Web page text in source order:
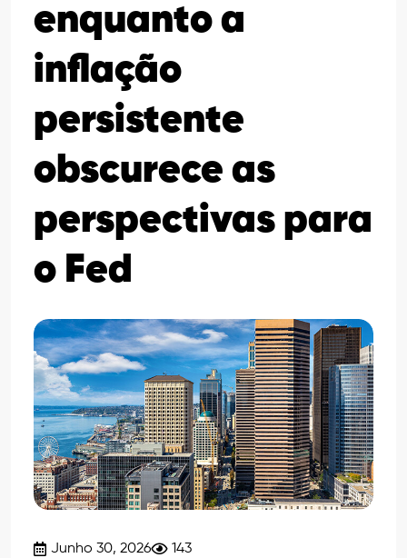
enquanto a
inflação
persistente
obscurece as
perspectivas para
o Fed
Junho 30, 2026 143